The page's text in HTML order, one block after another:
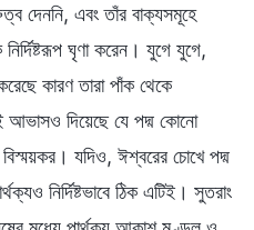
দেননি, এবং তাঁর বাক্যসমূহে
ঘৃণা করেন। যুগে যুগে,
কারণ তারা পাঁক থেকে
দিয়েছে যে পদ্ম কোনো
যদিও, ঈশ্বরের চোখে পদ্ম
নির্দিষ্টভাবে ঠিক এটিই। সুতরাং